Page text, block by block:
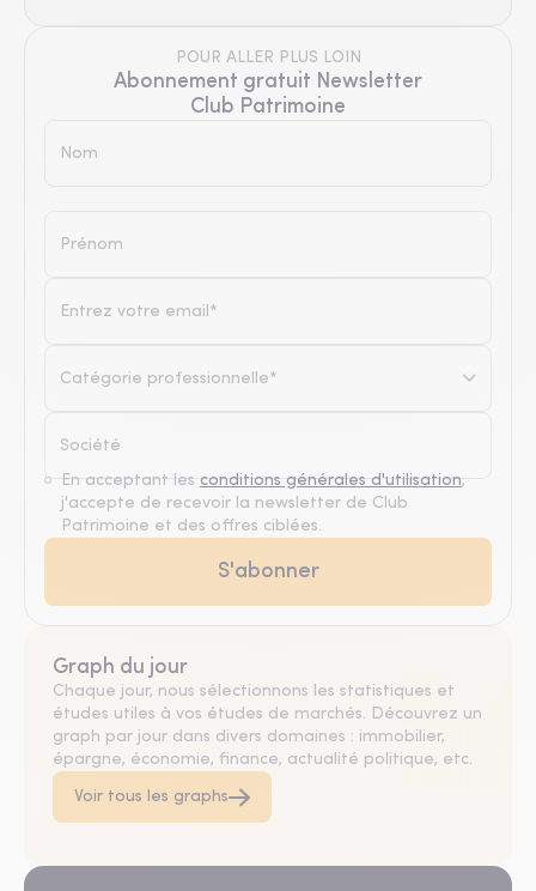
POUR ALLER PLUS LOIN
Abonnement gratuit Newsletter
Club Patrimoine
Catégorie professionnelle*
En acceptant les conditions générales d'utilisation,
j'accepte de recevoir la newsletter de Club
Patrimoine et des offres ciblées.
Graph du jour
Chaque jour, nous sélectionnons les statistiques et
études utiles à vos études de marchés. Découvrez un
graph par jour dans divers domaines : immobilier,
épargne, économie, finance, actualité politique, etc.
Voir tous les graphs